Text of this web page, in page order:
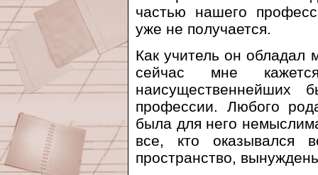
частью нашего
уже не получается.
Как учитель он обладал
сейчас мне
наисущественнейших
профессии. Любого
была для него
все, кто оказывался
пространство,